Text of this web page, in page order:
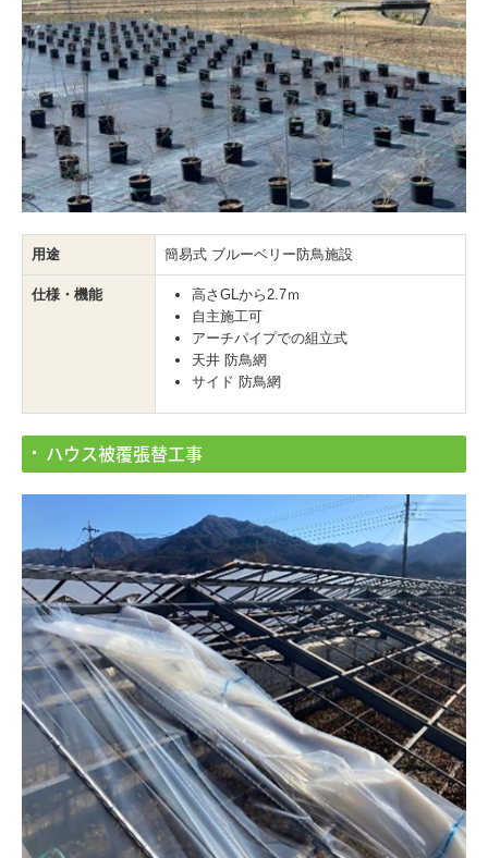
用途 簡易式 ブルーベリー防鳥施設
仕様・機能
高さGLから2.7ｍ
自主施工可
アーチパイプでの組立式
天井 防鳥網
サイド 防鳥網
ハウス被覆張替工事